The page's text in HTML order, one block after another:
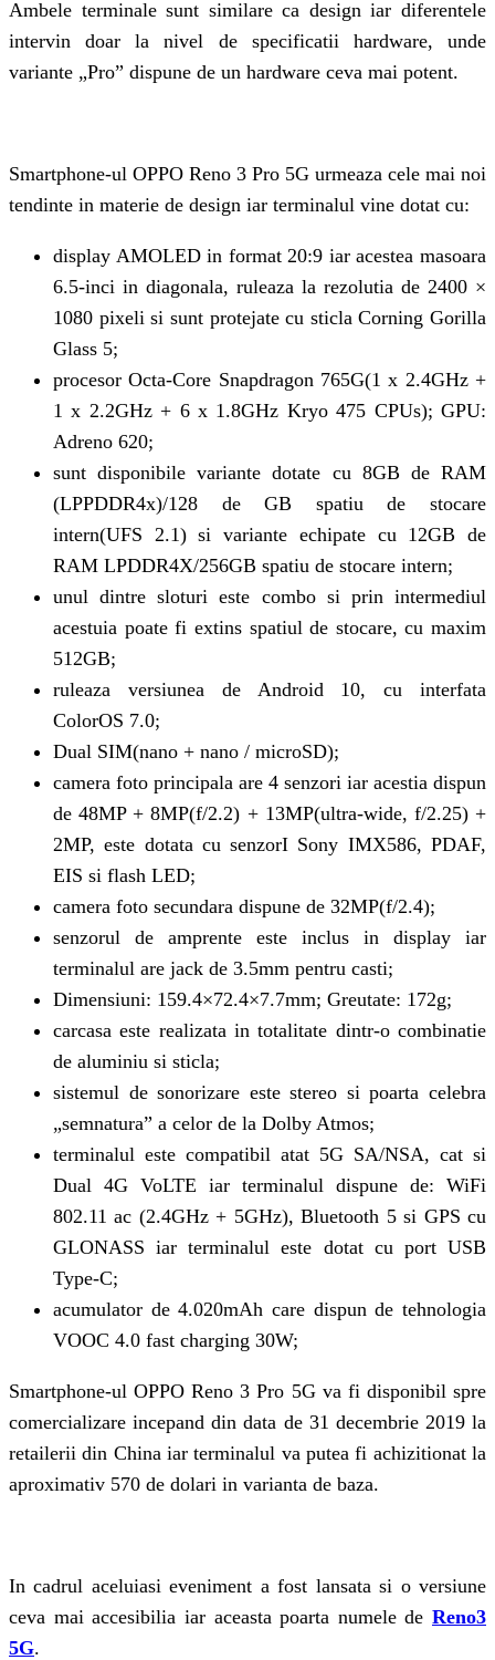
Ambele terminale sunt similare ca design iar diferentele
intervin doar la nivel de specificatii hardware, unde
variante „Pro” dispune de un hardware ceva mai potent.
Smartphone-ul OPPO Reno 3 Pro 5G urmeaza cele mai noi
tendinte in materie de design iar terminalul vine dotat cu:
display AMOLED in format 20:9 iar acestea masoara
6.5-inci in diagonala, ruleaza la rezolutia de 2400 ×
1080 pixeli si sunt protejate cu sticla Corning Gorilla
Glass 5;
procesor Octa-Core Snapdragon 765G(1 x 2.4GHz +
1 x 2.2GHz + 6 x 1.8GHz Kryo 475 CPUs); GPU:
Adreno 620;
sunt disponibile variante dotate cu 8GB de RAM
(LPPDDR4x)/128 de GB spatiu de stocare
intern(UFS 2.1) si variante echipate cu 12GB de
RAM LPDDR4X/256GB spatiu de stocare intern;
unul dintre sloturi este combo si prin intermediul
acestuia poate fi extins spatiul de stocare, cu maxim
512GB;
ruleaza versiunea de Android 10, cu interfata
ColorOS 7.0;
Dual SIM(nano + nano / microSD);
camera foto principala are 4 senzori iar acestia dispun
de 48MP + 8MP(f/2.2) + 13MP(ultra-wide, f/2.25) +
2MP, este dotata cu senzorI Sony IMX586, PDAF,
EIS si flash LED;
camera foto secundara dispune de 32MP(f/2.4);
senzorul de amprente este inclus in display iar
terminalul are jack de 3.5mm pentru casti;
Dimensiuni: 159.4×72.4×7.7mm; Greutate: 172g;
carcasa este realizata in totalitate dintr-o combinatie
de aluminiu si sticla;
sistemul de sonorizare este stereo si poarta celebra
„semnatura” a celor de la Dolby Atmos;
terminalul este compatibil atat 5G SA/NSA, cat si
Dual 4G VoLTE iar terminalul dispune de: WiFi
802.11 ac (2.4GHz + 5GHz), Bluetooth 5 si GPS cu
GLONASS iar terminalul este dotat cu port USB
Type-C;
acumulator de 4.020mAh care dispun de tehnologia
VOOC 4.0 fast charging 30W;
Smartphone-ul OPPO Reno 3 Pro 5G va fi disponibil spre
comercializare incepand din data de 31 decembrie 2019 la
retailerii din China iar terminalul va putea fi achizitionat la
aproximativ 570 de dolari in varianta de baza.
In cadrul aceluiasi eveniment a fost lansata si o versiune
ceva mai accesibilia iar aceasta poarta numele de Reno3
5G.